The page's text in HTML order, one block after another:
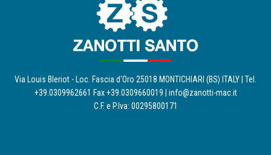
Via Louis Bleriot - Loc. Fascia d'Oro 25018 MONTICHIARI (BS) ITALY | Tel.
+39.0309962661 Fax +39.0309660019 | info@zanotti-mac.it
C.F. e P.Iva: 00295800171